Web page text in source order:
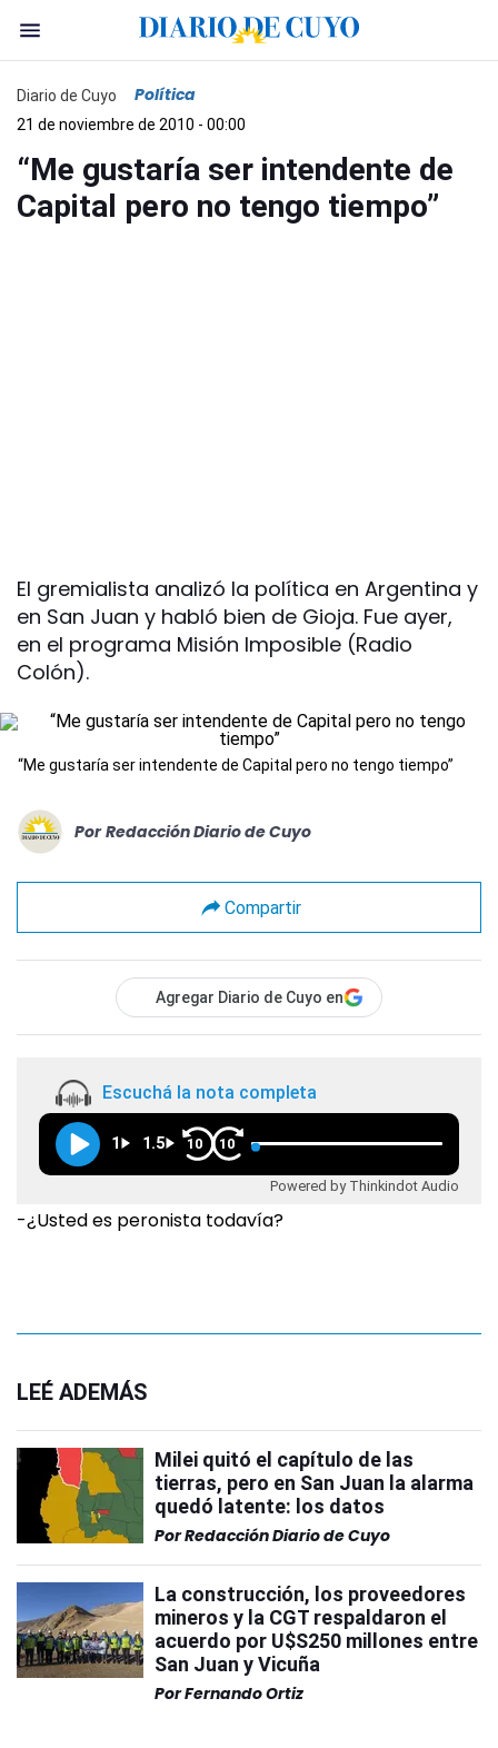
Diario de Cuyo Política
21 de noviembre de 2010 - 00:00
“Me gustaría ser intendente de
Capital pero no tengo tiempo”
El gremialista analizó la política en Argentina y
en San Juan y habló bien de Gioja. Fue ayer,
en el programa Misión Imposible (Radio
Colón).
“Me gustaría ser intendente de Capital pero no tengo tiempo”
Por Redacción Diario de Cuyo
Compartir
Agregar Diario de Cuyo en
Escuchá la nota completa
1 1.5 10 10
Powered by Thinkindot Audio
-¿Usted es peronista todavía?
LEÉ ADEMÁS
Milei quitó el capítulo de las
tierras, pero en San Juan la alarma
quedó latente: los datos
PorRedacción Diario de Cuyo
La construcción, los proveedores
mineros y la CGT respaldaron el
acuerdo por U$S250 millones entre
San Juan y Vicuña
PorFernando Ortiz